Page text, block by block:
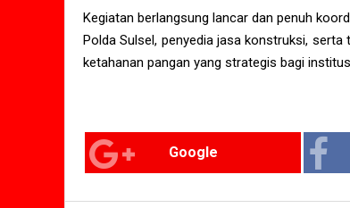
Kegiatan berlangsung lancar dan penuh
Polda Sulsel, penyedia jasa konstruksi,
ketahanan pangan yang strategis bagi
Google